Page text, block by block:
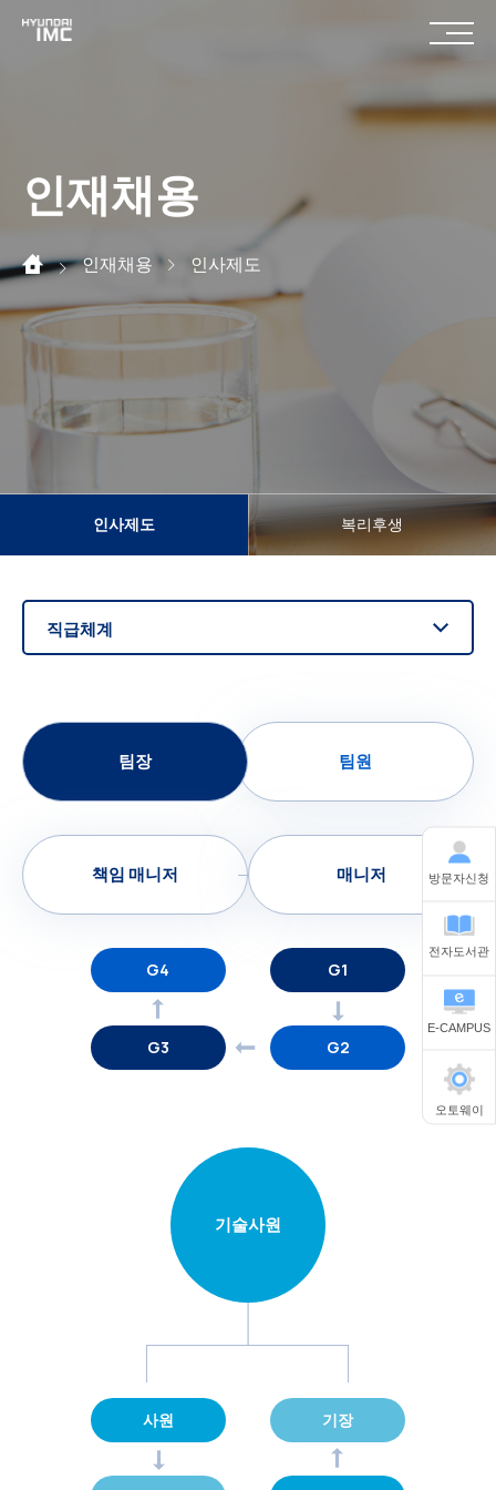
방문자신청
전자도서관
E-CAMPUS
오토웨이
인재채용
인재채용 인사제도
인사제도 복리후생
직급체계
팀장 팀원
책임 매니저 매니저
G4
G3 G2
G1
기술사원
기장
사원